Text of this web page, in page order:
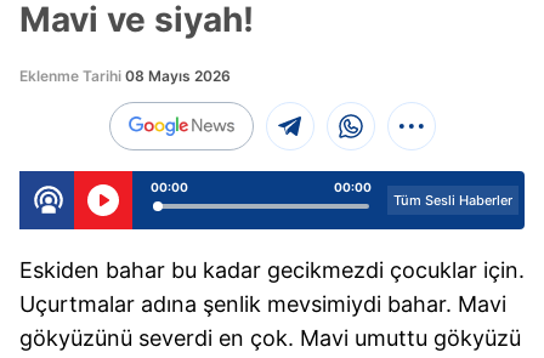
Mavi ve siyah!
Eklenme Tarihi 08 Mayıs 2026
00:00
00:00
Tüm Sesli Haberler
Eskiden bahar bu kadar gecikmezdi çocuklar için.
Uçurtmalar adına şenlik mevsimiydi bahar. Mavi
gökyüzünü severdi en çok. Mavi umuttu gökyüzü